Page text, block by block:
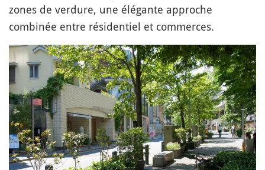
zones de verdure, une élégante approche
combinée entre résidentiel et commerces.